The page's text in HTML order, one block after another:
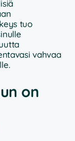
tuo
vahvaa
on